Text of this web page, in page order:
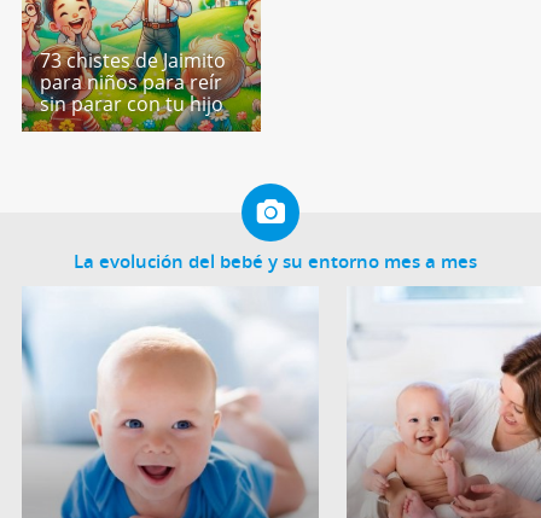
73 chistes de Jaimito
para niños para reír
sin parar con tu hijo
La evolución del bebé y su entorno mes a mes